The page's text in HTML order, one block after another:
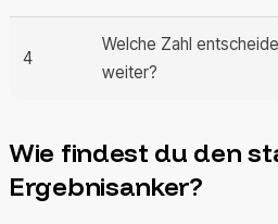
4
Welche Zahl
weiter?
Wie findest du den
Ergebnisanker?